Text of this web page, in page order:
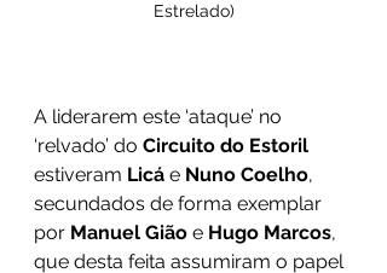
Estrelado)
A liderarem este ‘ataque’ no
‘relvado’ do Circuito do Estoril
estiveram Licá e Nuno Coelho,
secundados de forma exemplar
por Manuel Gião e Hugo Marcos,
que desta feita assumiram o papel